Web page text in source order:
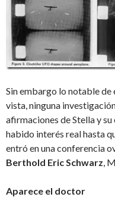
Sin embargo lo notable de
vista, ninguna
afirmaciones de Stella y
habido interés real hasta
entró en una conferencia
Berthold Eric Schwarz,
Aparece el doctor